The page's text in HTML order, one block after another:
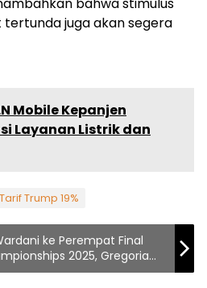
juga akan segera
Mobile Kepanjen
Layanan Listrik dan
Tarif Trump 19%
ke Perempat Final
2025, Gregoria